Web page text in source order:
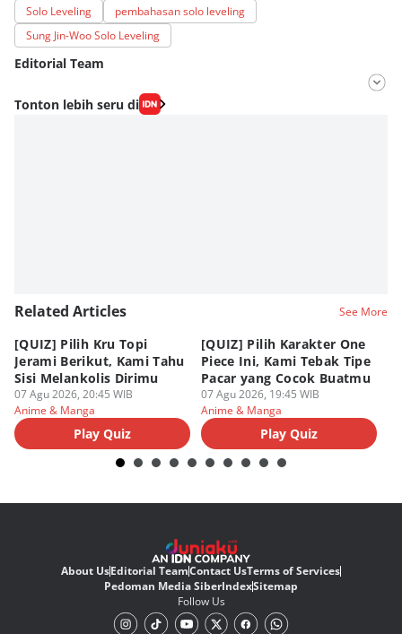
Solo Leveling
pembahasan solo leveling
Sung Jin-Woo Solo Leveling
Editorial Team
Editor
Fahrul Razi Uni Nurullah
Tonton lebih seru di
Related Articles See More
[QUIZ] Pilih Kru Topi
Jerami Berikut, Kami Tahu
Sisi Melankolis Dirimu
07 Agu 2026, 20:45 WIB
Anime & Manga
Play Quiz
[QUIZ] Pilih Karakter One
Piece Ini, Kami Tebak Tipe
Pacar yang Cocok Buatmu
07 Agu 2026, 19:45 WIB
Anime & Manga
Play Quiz
About UsEditorial TeamContact UsTerms of Services
Pedoman Media SiberIndexSitemap
Follow Us